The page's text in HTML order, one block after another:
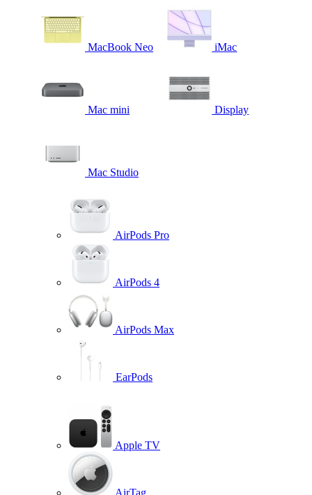
MacBook Neo iMac
Mac mini Display
Mac Studio
AirPods Pro
AirPods 4
AirPods Max
EarPods
Apple TV